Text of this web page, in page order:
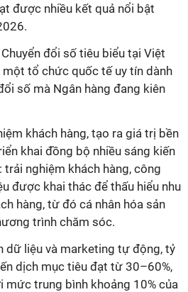
được nhiều kết quả nổi bật
đổi số tiêu biểu tại Việt
một tổ chức quốc tế uy tín dành
số mà Ngân hàng đang kiên
khách hàng, tạo ra giá trị bền
khai đồng bộ nhiều sáng kiến
nghiệm khách hàng, công
được khai thác để thấu hiểu nhu
hàng, từ đó cá nhân hóa sản
trình chăm sóc.
dữ liệu và marketing tự động, tỷ
dịch mục tiêu đạt từ 30–60%,
mức trung bình khoảng 10% của